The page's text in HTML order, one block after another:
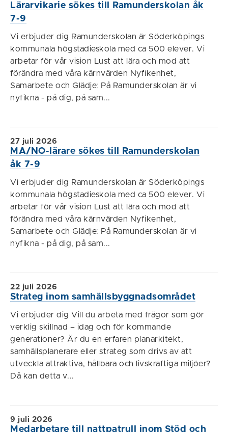
Lärarvikarie sökes till Ramunderskolan åk
7-9
Vi erbjuder dig Ramunderskolan är Söderköpings
kommunala högstadieskola med ca 500 elever. Vi
arbetar för vår vision Lust att lära och mod att
förändra med våra kärnvärden Nyfikenhet,
Samarbete och Glädje: På Ramunderskolan är vi
nyfikna - på dig, på sam...
MA/NO-lärare sökes till Ramunderskolan
åk 7-9
27 juli 2026
Vi erbjuder dig Ramunderskolan är Söderköpings
kommunala högstadieskola med ca 500 elever. Vi
arbetar för vår vision Lust att lära och mod att
förändra med våra kärnvärden Nyfikenhet,
Samarbete och Glädje: På Ramunderskolan är vi
nyfikna - på dig, på sam...
Strateg inom samhällsbyggnadsområdet
22 juli 2026
Vi erbjuder dig Vill du arbeta med frågor som gör
verklig skillnad – idag och för kommande
generationer? Är du en erfaren planarkitekt,
samhällsplanerare eller strateg som drivs av att
utveckla attraktiva, hållbara och livskraftiga miljöer?
Då kan detta v...
Medarbetare till nattpatrull inom Stöd och
9 juli 2026